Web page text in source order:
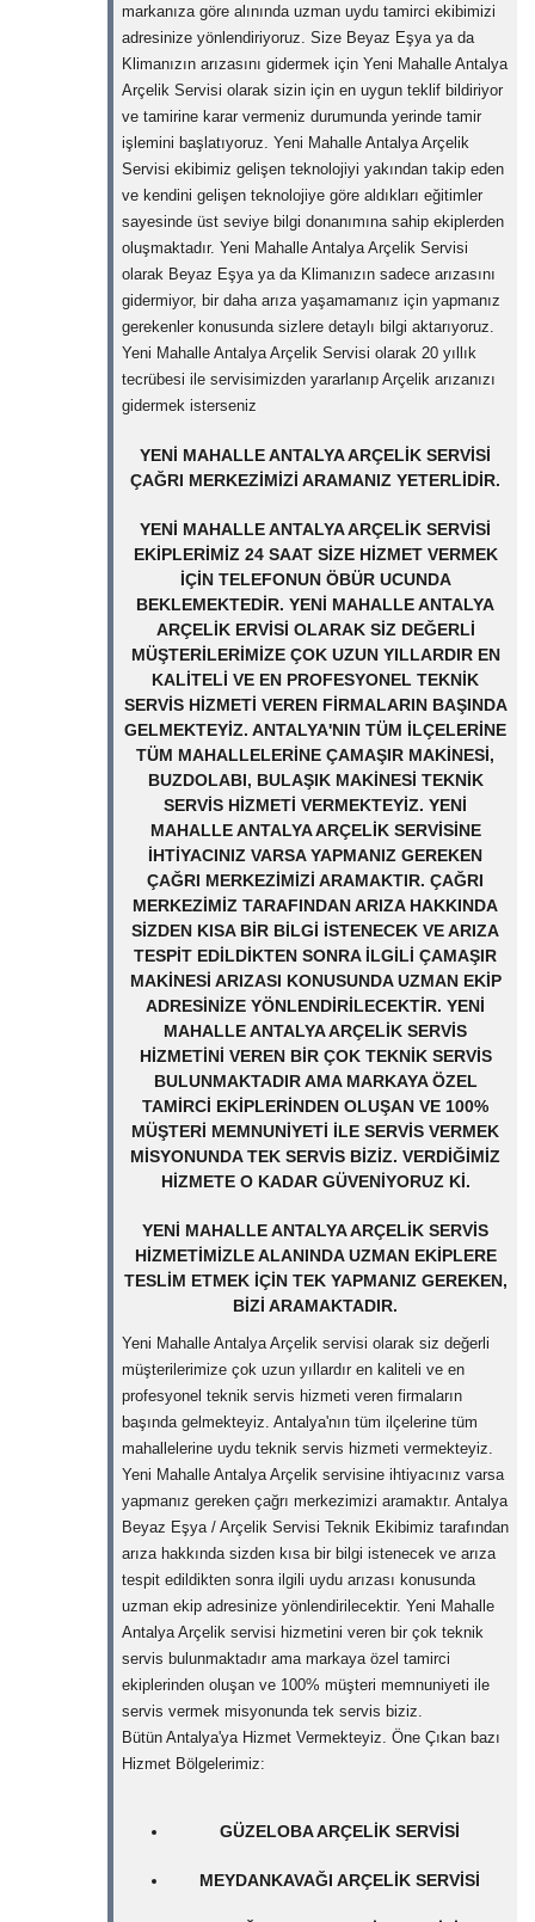
markanıza göre alınında uzman uydu tamirci ekibimizi
adresinize yönlendiriyoruz. Size Beyaz Eşya ya da
Klimanızın arızasını gidermek için Yeni Mahalle Antalya
Arçelik Servisi olarak sizin için en uygun teklif bildiriyor
ve tamirine karar vermeniz durumunda yerinde tamir
işlemini başlatıyoruz. Yeni Mahalle Antalya Arçelik
Servisi ekibimiz gelişen teknolojiyi yakından takip eden
ve kendini gelişen teknolojiye göre aldıkları eğitimler
sayesinde üst seviye bilgi donanımına sahip ekiplerden
oluşmaktadır. Yeni Mahalle Antalya Arçelik Servisi
olarak Beyaz Eşya ya da Klimanızın sadece arızasını
gidermiyor, bir daha arıza yaşamamanız için yapmanız
gerekenler konusunda sizlere detaylı bilgi aktarıyoruz.
Yeni Mahalle Antalya Arçelik Servisi olarak 20 yıllık
tecrübesi ile servisimizden yararlanıp Arçelik arızanızı
gidermek isterseniz
YENI MAHALLE ANTALYA ARÇELIK SERVISI
ÇAĞRI MERKEZIMIZI ARAMANIZ YETERLIDIR.
YENI MAHALLE ANTALYA ARÇELIK SERVISI
EKIPLERIMIZ 24 SAAT SIZE HIZMET VERMEK
IÇIN TELEFONUN ÖBÜR UCUNDA
BEKLEMEKTEDIR. YENI MAHALLE ANTALYA
ARÇELIK ERVISI OLARAK SIZ DEĞERLI
MÜŞTERILERIMIZE ÇOK UZUN YILLARDIR EN
KALITELI VE EN PROFESYONEL TEKNIK
SERVIS HIZMETI VEREN FIRMALARIN BAŞINDA
GELMEKTEYIZ. ANTALYA'NIN TÜM ILÇELERINE
TÜM MAHALLELERINE ÇAMAŞIR MAKINESI,
BUZDOLABI, BULAŞIK MAKINESI TEKNIK
SERVIS HIZMETI VERMEKTEYIZ. YENI
MAHALLE ANTALYA ARÇELIK SERVISINE
IHTIYACINIZ VARSA YAPMANIZ GEREKEN
ÇAĞRI MERKEZIMIZI ARAMAKTIR. ÇAĞRI
MERKEZIMIZ TARAFINDAN ARIZA HAKKINDA
SIZDEN KISA BIR BILGI ISTENECEK VE ARIZA
TESPIT EDILDIKTEN SONRA ILGILI ÇAMAŞIR
MAKINESI ARIZASI KONUSUNDA UZMAN EKIP
ADRESINIZE YÖNLENDIRILECEKTIR. YENI
MAHALLE ANTALYA ARÇELIK SERVIS
HIZMETINI VEREN BIR ÇOK TEKNIK SERVIS
BULUNMAKTADIR AMA MARKAYA ÖZEL
TAMIRCI EKIPLERINDEN OLUŞAN VE 100%
MÜŞTERI MEMNUNIYETI ILE SERVIS VERMEK
MISYONUNDA TEK SERVIS BIZIZ. VERDIĞIMIZ
HIZMETE O KADAR GÜVENIYORUZ KI.
YENI MAHALLE ANTALYA ARÇELIK SERVIS
HIZMETIMIZLE ALANINDA UZMAN EKIPLERE
TESLIM ETMEK IÇIN TEK YAPMANIZ GEREKEN,
BIZI ARAMAKTADIR.
Yeni Mahalle Antalya Arçelik servisi olarak siz değerli
müşterilerimize çok uzun yıllardır en kaliteli ve en
profesyonel teknik servis hizmeti veren firmaların
başında gelmekteyiz. Antalya'nın tüm ilçelerine tüm
mahallelerine uydu teknik servis hizmeti vermekteyiz.
Yeni Mahalle Antalya Arçelik servisine ihtiyacınız varsa
yapmanız gereken çağrı merkezimizi aramaktır. Antalya
Beyaz Eşya / Arçelik Servisi Teknik Ekibimiz tarafından
arıza hakkında sizden kısa bir bilgi istenecek ve arıza
tespit edildikten sonra ilgili uydu arızası konusunda
uzman ekip adresinize yönlendirilecektir. Yeni Mahalle
Antalya Arçelik servisi hizmetini veren bir çok teknik
servis bulunmaktadır ama markaya özel tamirci
ekiplerinden oluşan ve 100% müşteri memnuniyeti ile
servis vermek misyonunda tek servis biziz.
Bütün Antalya'ya Hizmet Vermekteyiz. Öne Çıkan bazı
Hizmet Bölgelerimiz:
GÜZELOBA ARÇELIK SERVISI
MEYDANKAVAĞI ARÇELIK SERVISI